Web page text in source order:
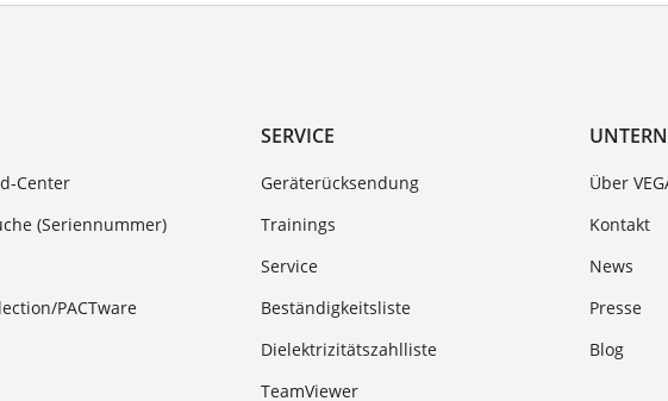
Center
(Seriennummer)
PACTware
SERVICE
Geräterücksendung
Trainings
Service
Beständigkeitsliste
Dielektrizitätszahlliste
TeamViewer
Über
Kontakt
News
Presse
Blog